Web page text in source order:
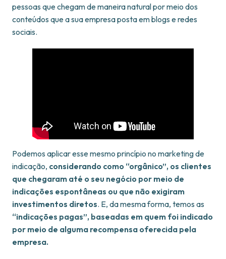
pessoas que chegam de maneira natural por meio dos
conteúdos que a sua empresa posta em blogs e redes
sociais.
Podemos aplicar esse mesmo princípio no marketing de
indicação, considerando como “orgânico”, os clientes
que chegaram até o seu negócio por meio de
indicações espontâneas ou que não exigiram
investimentos diretos. E, da mesma forma, temos as
“indicações pagas”, baseadas em quem foi indicado
por meio de alguma recompensa oferecida pela
empresa.